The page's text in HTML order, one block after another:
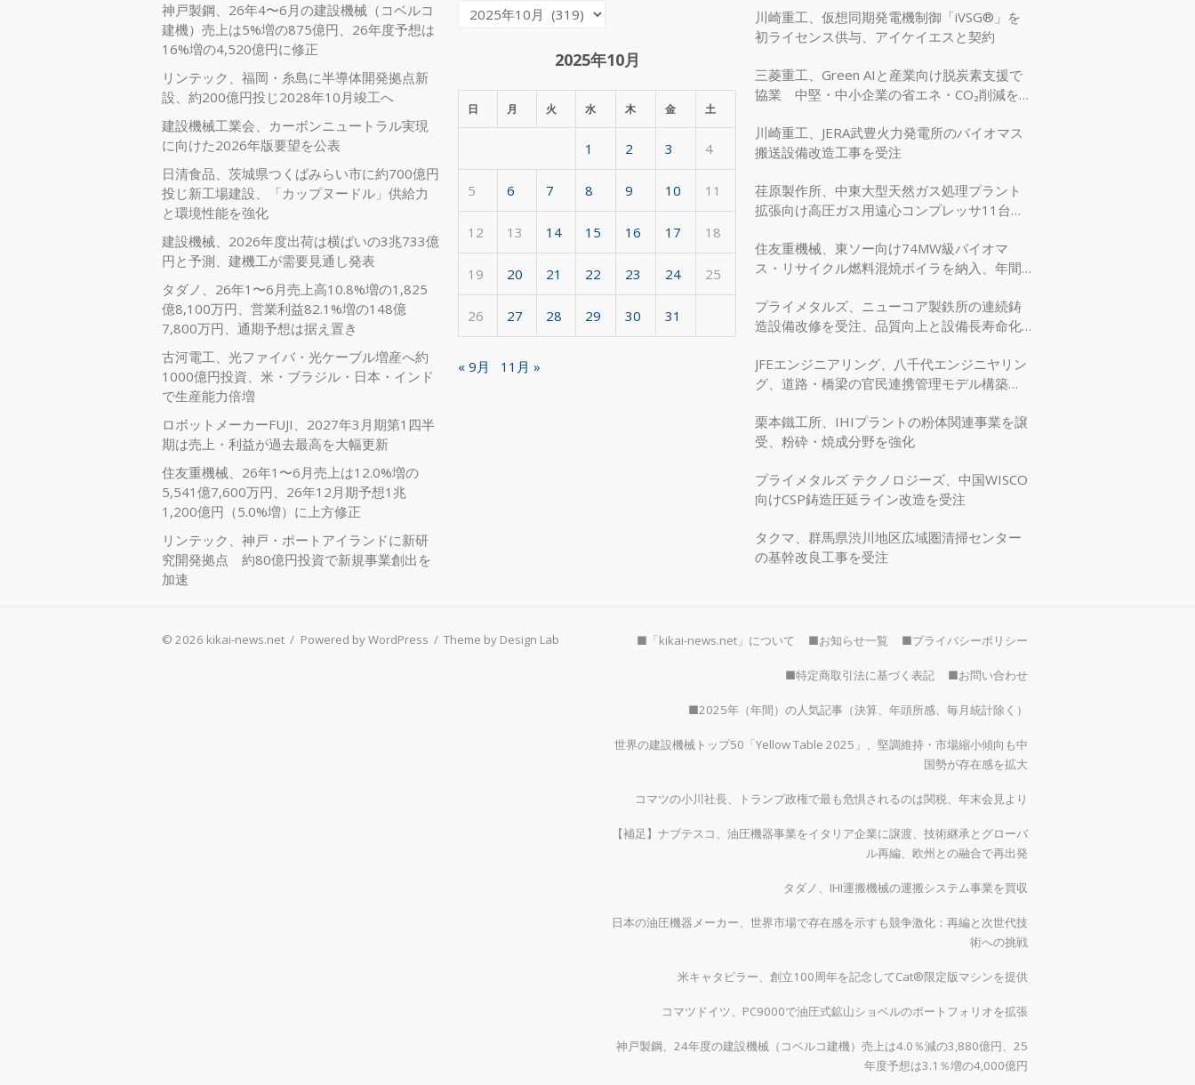
神戸製鋼、26年4〜6月の建設機械（コベルコ
建機）売上は5%増の875億円、26年度予想は
16%増の4,520億円に修正
リンテック、福岡・糸島に半導体開発拠点新
設、約200億円投じ2028年10月竣工へ
建設機械工業会、カーボンニュートラル実現
に向けた2026年版要望を公表
日清食品、茨城県つくばみらい市に約700億円
投じ新工場建設、「カップヌードル」供給力
と環境性能を強化
建設機械、2026年度出荷は横ばいの3兆733億
円と予測、建機工が需要見通し発表
タダノ、26年1〜6月売上高10.8%増の1,825
億8,100万円、営業利益82.1%増の148億
7,800万円、通期予想は据え置き
古河電工、光ファイバ・光ケーブル増産へ約
1000億円投資、米・ブラジル・日本・インド
で生産能力倍増
ロボットメーカーFUJI、2027年3月期第1四半
期は売上・利益が過去最高を大幅更新
住友重機械、26年1〜6月売上は12.0%増の
5,541億7,600万円、26年12月期予想1兆
1,200億円（5.0%増）に上方修正
リンテック、神戸・ポートアイランドに新研
究開発拠点 約80億円投資で新規事業創出を
加速
月
カ
イ
2025年10月
日 月 火 水 木 金 土
1 2 3 4
5 6 7 8 9 10 11
12 13 14 15 16 17 18
19 20 21 22 23 24 25
26 27 28 29 30 31
« 9月 11月 »
川崎重工、仮想同期発電機制御「iVSG®」を
初ライセンス供与、アイケイエスと契約
三菱重工、Green AIと産業向け脱炭素支援で
協業 中堅・中小企業の省エネ・CO₂削減を強
川崎重工、JERA武豊火力発電所のバイオマス
搬送設備改造工事を受注
荏原製作所、中東大型天然ガス処理プラント
拡張向け高圧ガス用遠心コンプレッサ11台を
住友重機械、東ソー向け74MW級バイオマ
ス・リサイクル燃料混焼ボイラを納入、年間
プライメタルズ、ニューコア製鉄所の連続鋳
造設備改修を受注、品質向上と設備長寿命化
JFEエンジニアリング、八千代エンジニヤリン
グ、道路・橋梁の官民連携管理モデル構築
栗本鐵工所、IHIプラントの粉体関連事業を譲
受、粉砕・焼成分野を強化
プライメタルズ テクノロジーズ、中国WISCO
向けCSP鋳造圧延ライン改造を受注
タクマ、群馬県渋川地区広域圏清掃センター
の基幹改良工事を受注
© 2026 kikai-news.net / Powered by WordPress / Theme by Design Lab ■「kikai-news.net」について ■お知らせ一覧 ■プライバシーポリシー
■特定商取引法に基づく表記 ■お問い合わせ
■2025年（年間）の人気記事（決算、年頭所感、毎月統計除く）
世界の建設機械トップ50「Yellow Table 2025」、堅調維持・市場縮小傾向も中
国勢が存在感を拡大
コマツの小川社長、トランプ政権で最も危惧されるのは関税、年末会見より
【補足】ナブテスコ、油圧機器事業をイタリア企業に譲渡、技術継承とグローバ
ル再編、欧州との融合で再出発
タダノ、IHI運搬機械の運搬システム事業を買収
日本の油圧機器メーカー、世界市場で存在感を示すも競争激化：再編と次世代技
術への挑戦
米キャタピラー、創立100周年を記念してCat®限定版マシンを提供
コマツドイツ、PC9000で油圧式鉱山ショベルのポートフォリオを拡張
神戸製鋼、24年度の建設機械（コベルコ建機）売上は4.0％減の3,880億円、25
年度予想は3.1％増の4,000億円